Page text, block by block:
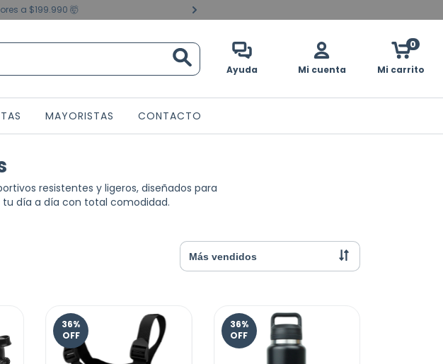
a $199.990 🤯
Ayuda Mi cuenta Mi carrito
0
MAYORISTAS CONTACTO
resistentes y ligeros, diseñados para
día a día con total comodidad.
36%
OFF
36%
OFF